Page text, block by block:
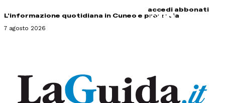
accedi abbonati
L'informazione quotidiana in Cuneo e provincia
7 agosto 2026